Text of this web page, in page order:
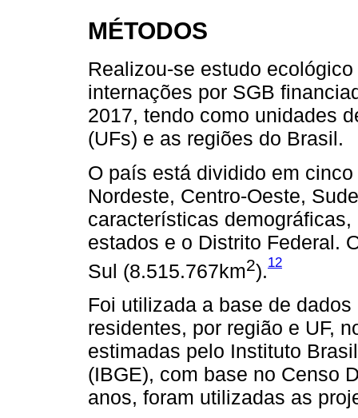
MÉTODOS
Realizou-se estudo
internações por SGB
2017, tendo como unidades
(UFs) e as regiões do Brasil.
O país está dividido em
Nordeste, Centro-Oeste,
características
estados e o Distrito Federal.
Sul (8.515.767km2).12
Foi utilizada a base de
residentes, por região e UF,
estimadas pelo Instituto
(IBGE), com base no Censo
anos, foram utilizadas as